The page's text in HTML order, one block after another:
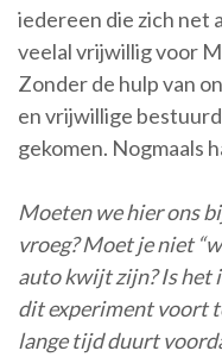
iedereen die zich net
veelal vrijwillig voor
Zonder de hulp van
en vrijwillige
gekomen. Nogmaals
Moeten we hier ons
vroeg? Moet je niet
auto kwijt zijn? Is het
dit experiment voort
lange tijd duurt